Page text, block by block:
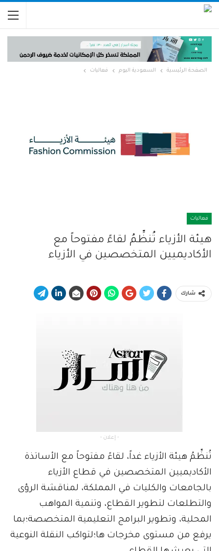
الصفحة الرئيسية السعودية اليوم فعاليات
فعاليات
هيئة الأزياء تُنظِّمُ لقاءً مفتوحاً مع
الأكاديميين المتخصصين في الأزياء
شارك
- إعلان -
تُنظِّمُ هيئة الأزياء غداً، لقاءً مفتوحاً مع الأساتذة
الأكاديميين المتخصصين في قطاع الأزياء
بالجامعات والكليات في المملكة، لمناقشة الرؤى
والتطلعات لتطوير القطاع، وتنمية المواهب
المحلية، وتطوير البرامج التعليمية المتخصصة؛بما
يرفع من مستوى مخرجات ها؛لتواكب النقلة النوعية